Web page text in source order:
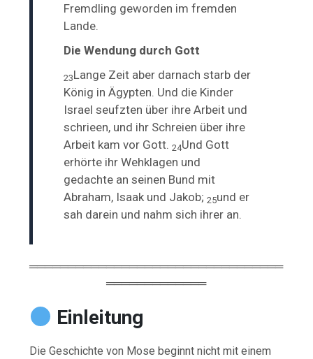
Fremdling geworden im fremden
Lande.
Die Wendung durch Gott
23Lange Zeit aber darnach starb der
König in Ägypten. Und die Kinder
Israel seufzten über ihre Arbeit und
schrieen, und ihr Schreien über ihre
Arbeit kam vor Gott.24Und Gott
erhörte ihr Wehklagen und
gedachte an seinen Bund mit
Abraham, Isaak und Jakob;25und er
sah darein und nahm sich ihrer an.
═════════════════════════════════
═════════════
Einleitung
Die Geschichte von Mose beginnt nicht mit einem